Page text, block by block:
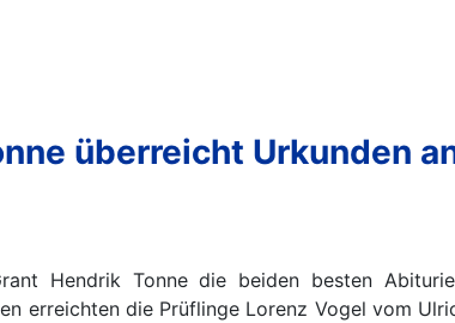
überreicht Urkunden
Hendrik Tonne die beiden besten
erreichten die Prüflinge Lorenz Vogel vom